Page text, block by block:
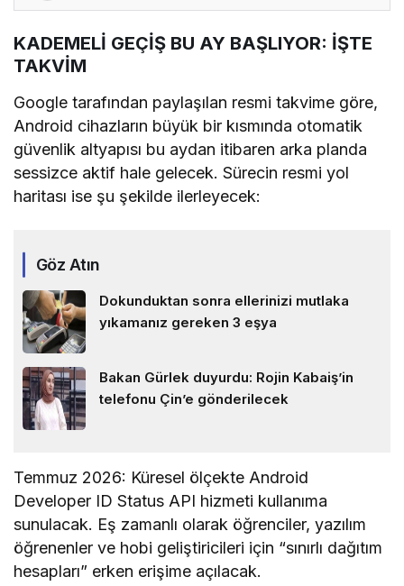
KADEMELİ GEÇİŞ BU AY BAŞLIYOR: İŞTE
TAKVİM
Google tarafından paylaşılan resmi takvime göre,
Android cihazların büyük bir kısmında otomatik
güvenlik altyapısı bu aydan itibaren arka planda
sessizce aktif hale gelecek. Sürecin resmi yol
haritası ise şu şekilde ilerleyecek:
Göz Atın
Dokunduktan sonra ellerinizi mutlaka
yıkamanız gereken 3 eşya
Bakan Gürlek duyurdu: Rojin Kabaiş’in
telefonu Çin’e gönderilecek
Temmuz 2026: Küresel ölçekte Android
Developer ID Status API hizmeti kullanıma
sunulacak. Eş zamanlı olarak öğrenciler, yazılım
öğrenenler ve hobi geliştiricileri için “sınırlı dağıtım
hesapları” erken erişime açılacak.